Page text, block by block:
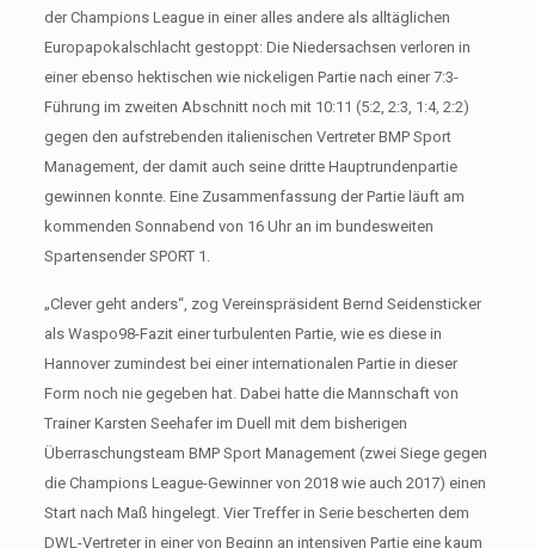
der Champions League in einer alles andere als alltäglichen
Europapokalschlacht gestoppt: Die Niedersachsen verloren in
einer ebenso hektischen wie nickeligen Partie nach einer 7:3-
Führung im zweiten Abschnitt noch mit 10:11 (5:2, 2:3, 1:4, 2:2)
gegen den aufstrebenden italienischen Vertreter BMP Sport
Management, der damit auch seine dritte Hauptrundenpartie
gewinnen konnte. Eine Zusammenfassung der Partie läuft am
kommenden Sonnabend von 16 Uhr an im bundesweiten
Spartensender SPORT 1.
„Clever geht anders“, zog Vereinspräsident Bernd Seidensticker
als Waspo98-Fazit einer turbulenten Partie, wie es diese in
Hannover zumindest bei einer internationalen Partie in dieser
Form noch nie gegeben hat. Dabei hatte die Mannschaft von
Trainer Karsten Seehafer im Duell mit dem bisherigen
Überraschungsteam BMP Sport Management (zwei Siege gegen
die Champions League-Gewinner von 2018 wie auch 2017) einen
Start nach Maß hingelegt. Vier Treffer in Serie bescherten dem
DWL-Vertreter in einer von Beginn an intensiven Partie eine kaum